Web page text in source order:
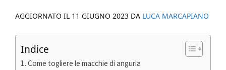
AGGIORNATO IL 11 GIUGNO 2023 DA LUCA MARCAPIANO
Indice
Come togliere le macchie di anguria